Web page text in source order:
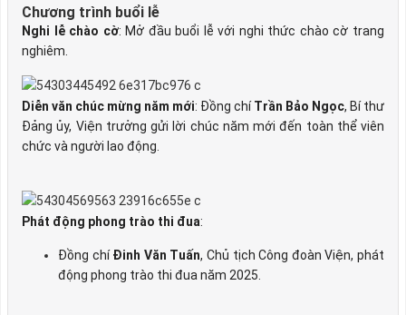
Chương trình buổi lễ
Nghi lễ chào cờ: Mở đầu buổi lễ với nghi thức chào cờ trang
nghiêm.
Diễn văn chúc mừng năm mới: Đồng chíTrần Bảo Ngọc, Bí thư
Đảng ủy, Viện trưởng gửi lời chúc năm mới đến toàn thể viên
chức và người lao động.
Phát động phong trào thi đua:
Đồng chíĐinh Văn Tuấn, Chủ tịch Công đoàn Viện, phát
động phong trào thi đua năm 2025.